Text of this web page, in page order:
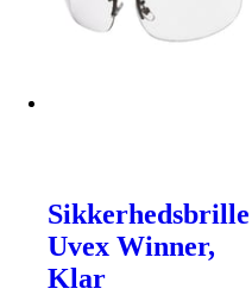
Sikkerhedsbrille
Uvex Winner,
Klar